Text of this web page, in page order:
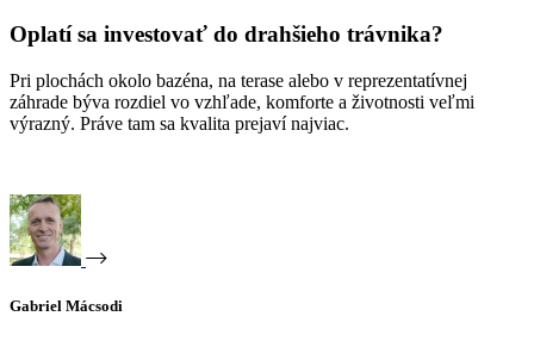
Oplatí sa investovať do drahšieho trávnika?
Pri plochách okolo bazéna, na terase alebo v reprezentatívnej
záhrade býva rozdiel vo vzhľade, komforte a životnosti veľmi
výrazný. Práve tam sa kvalita prejaví najviac.
Gabriel Mácsodi